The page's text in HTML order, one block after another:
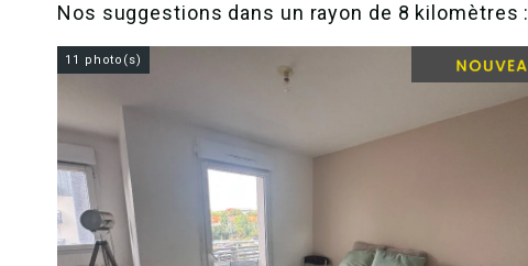
Nos suggestions dans un rayon de 8 kilomètres :
11 photo(s)